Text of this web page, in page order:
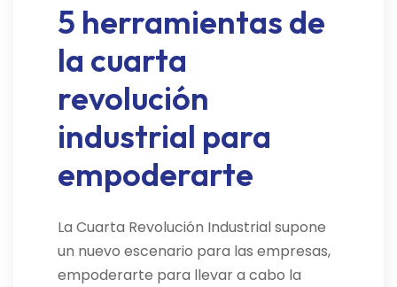
5 herramientas de
la cuarta
revolución
industrial para
empoderarte
La Cuarta Revolución Industrial supone
un nuevo escenario para las empresas,
empoderarte para llevar a cabo la